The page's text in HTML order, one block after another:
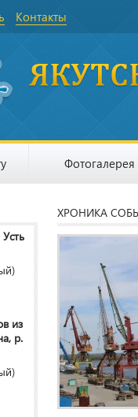
Контакты
Фотогалерея
из
р.
ХРОНИКА